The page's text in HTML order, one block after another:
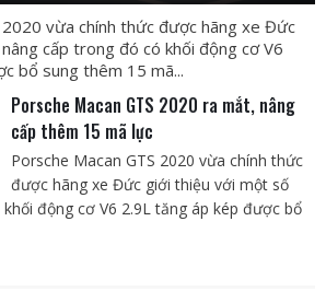
2020 vừa chính thức được hãng xe Đức
cấp trong đó có khối động cơ V6
bổ sung thêm 15 mã...
Porsche Macan GTS 2020 ra mắt, nâng
cấp thêm 15 mã lực
Porsche Macan GTS 2020 vừa chính thức
được hãng xe Đức giới thiệu với một số
động cơ V6 2.9L tăng áp kép được bổ